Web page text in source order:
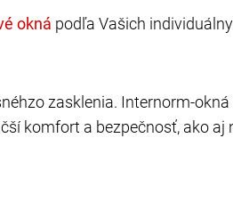
podľa Vašich
zasklenia. Internorm-
komfort a bezpečnosť, ako aj